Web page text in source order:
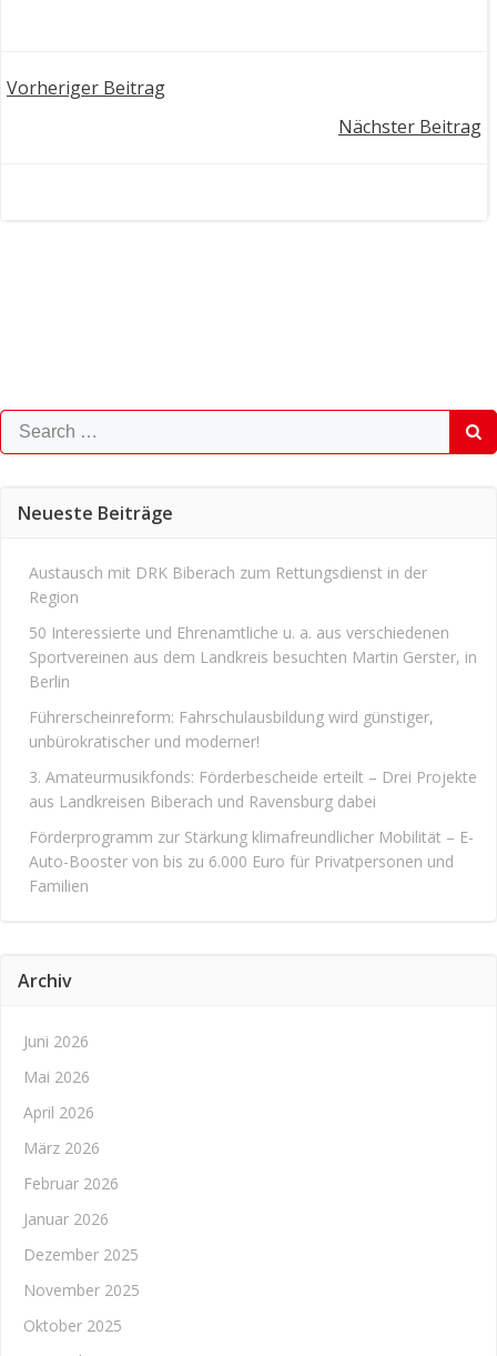
Post
Vorheriger Beitrag
Nächster Beitrag
Search
for:
Neueste Beiträge
Austausch mit DRK Biberach zum Rettungsdienst in der
Region
50 Interessierte und Ehrenamtliche u. a. aus verschiedenen
Sportvereinen aus dem Landkreis besuchten Martin Gerster, in
Berlin
Führerscheinreform: Fahrschulausbildung wird günstiger,
unbürokratischer und moderner!
3. Amateurmusikfonds: Förderbescheide erteilt – Drei Projekte
aus Landkreisen Biberach und Ravensburg dabei
Förderprogramm zur Stärkung klimafreundlicher Mobilität – E-
Auto-Booster von bis zu 6.000 Euro für Privatpersonen und
Familien
Archiv
Juni 2026
Mai 2026
April 2026
März 2026
Februar 2026
Januar 2026
Dezember 2025
November 2025
Oktober 2025